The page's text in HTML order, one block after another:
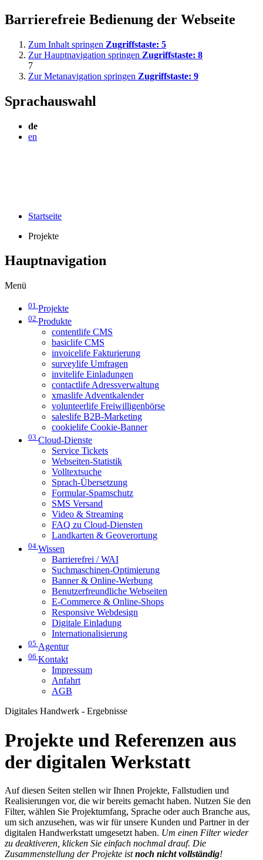
Barrierefreie Bedienung der Webseite
Zum Inhalt springen Zugriffstaste: 5
Zur Hauptnavigation springen Zugriffstaste: 8
7
Zur Metanavigation springen Zugriffstaste: 9
Sprachauswahl
de
en
Startseite
Projekte
Hauptnavigation
Menü
01 Projekte
02 Produkte
contentlife CMS
basiclife CMS
invoicelife Fakturierung
surveylife Umfragen
invitelife Einladungen
contactlife Adressverwaltung
xmaslife Adventkalender
volunteerlife Freiwilligenbörse
saleslife B2B-Marketing
cookielife Cookie-Banner
03 Cloud-Dienste
Service Tickets
Webseiten-Statistik
Volltextsuche
Sprach-Übersetzung
Formular-Spamschutz
SMS Versand
Video & Streaming
FAQ zu Cloud-Diensten
Landkarten & Geoverortung
04 Wissen
Barrierefrei / WAI
Suchmaschinen-Optimierung
Banner & Online-Werbung
Benutzerfreundliche Webseiten
E-Commerce & Online-Shops
Responsive Webdesign
Digitale Einladung
Internationalisierung
05 Agentur
06 Kontakt
Impressum
Anfahrt
AGB
Digitales Handwerk - Ergebnisse
Projekte und Referenzen aus
der digitalen Werkstatt
Auf diesen Seiten stellen wir Ihnen Projekte, Fallstudien und
Realisierungen vor, die wir bereits gemacht haben. Nutzen Sie den
Filter, wählen Sie Projektumfang, Sprache oder auch Branche aus,
um sich anzusehen, was wir für unsere Kunden und Partner in der
digitalen Handwerkstatt umgesetzt haben. Um einen Filter wieder
zu deaktiveren, klicken Sie einfach nochmal drauf. Die
Zusammenstellung der Projekte istnoch nicht vollständig!